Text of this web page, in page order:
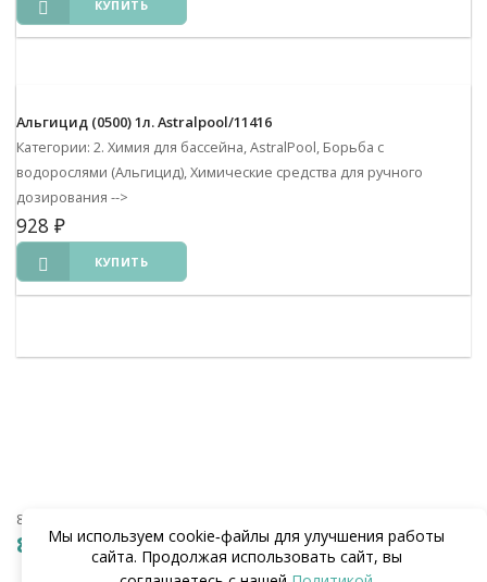
КУПИТЬ
Альгицид (0500) 1л. Astralpool/11416
Категории: 2. Химия для бассейна, AstralPool, Борьба с
водорослями (Альгицид), Химические средства для ручного
дозирования -->
928 ₽
КУПИТЬ
8 (938) 441-20-90
8 (862) 291-20-90
Мы используем cookie‑файлы для улучшения работы
сайта. Продолжая использовать сайт, вы